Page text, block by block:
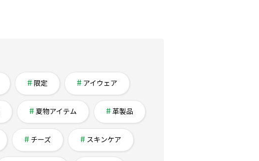
限定 アイウェア
夏物アイテム 革製品
チーズ スキンケア